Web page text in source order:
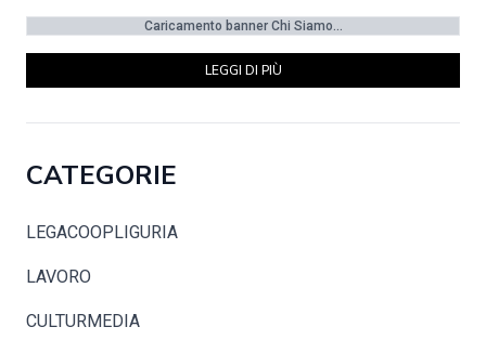
Caricamento banner Chi Siamo...
LEGGI DI PIÙ
CATEGORIE
LEGACOOPLIGURIA
LAVORO
CULTURMEDIA